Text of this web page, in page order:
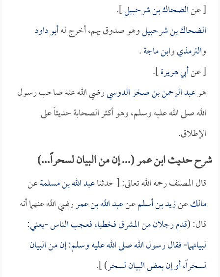
[ عنالضحاك بن شرحبيل].
الضحاك بن شرحبيلوهو صدوق يهم، أخرج لهأبو داود
والترمذيوابن ماجة.
[ عنأبي هريرة].
هوعبد الرحمن بن صخر الدوسيرضي الله عنه صاحب رسول
الله صلى الله عليه وسلم، وهو أكثر الصحابة حديثاً على
الإطلاق.
شرح حديث ابن عمر (... إن من البيان لسحراً...)
قال المصنف رحمه الله تعالى: [ حدثناعبد الله بن مسلمةعن
مالكعنزيد بن أسلمعنعبد الله بن عمررضي الله عنهما أنه
قال: (قدم رجلان من المشرق فخطبا، فعجب الناس -يعني:
لبيانهما- فقال رسول الله صلى الله عليه وسلم: إن من البيان
لسحراً، أو إن بعض البيان لسحر) ].